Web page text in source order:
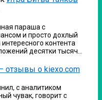
параша с
и просто дохлый
контента
десятки тысяч…
отзывы о kiexo.com
с аналитиком
чувак, говорит с